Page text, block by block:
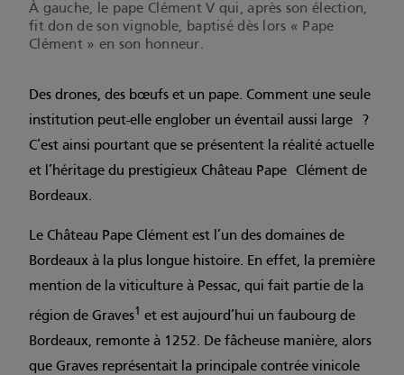
À gauche, le pape Clément V qui, après son élection,
fit don de son vignoble, baptisé dès lors « Pape
Clément » en son honneur.
Des drones, des bœufs et un pape. Comment une seule
institution peut-elle englober un éventail aussi large ?
C’est ainsi pourtant que se présentent la réalité actuelle
et l’héritage du prestigieux Château Pape Clément de
Bordeaux.
Le Château Pape Clément est l’un des domaines de
Bordeaux à la plus longue histoire. En effet, la première
mention de la viticulture à Pessac, qui fait partie de la
région de Graves1 et est aujourd’hui un faubourg de
Bordeaux, remonte à 1252. De fâcheuse manière, alors
que Graves représentait la principale contrée vinicole